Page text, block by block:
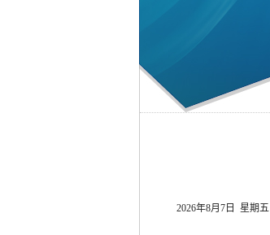
2026年8月7日 星期五